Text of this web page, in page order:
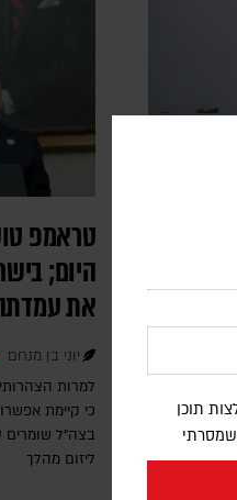
תוכן
|
גובר;
וטהראן
טראמפ
היום;
את
יוני בן מנחם
למרות
כי קיימת
בצה"ל שומרים
ליזום מהלך